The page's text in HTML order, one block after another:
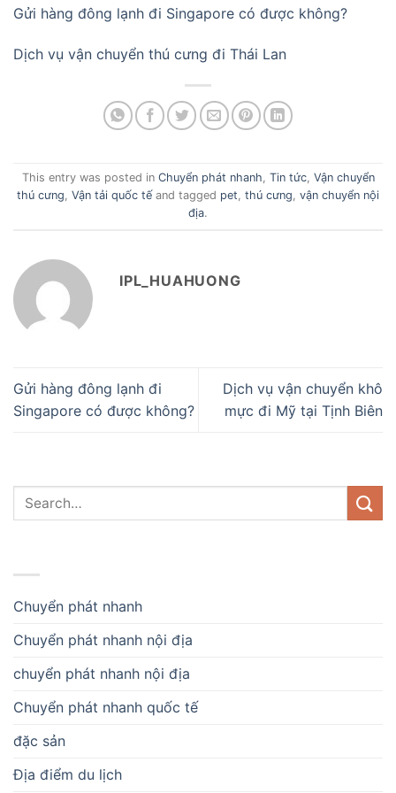
Gửi hàng đông lạnh đi Singapore có được không?
Dịch vụ vận chuyển thú cưng đi Thái Lan
This entry was posted in Chuyển phát nhanh, Tin tức, Vận chuyển
thú cưng, Vận tải quốc tế and tagged pet, thú cưng, vận chuyển nội
địa.
IPL_HUAHUONG
Gửi hàng đông lạnh đi
Singapore có được không?
Dịch vụ vận chuyển khô
mực đi Mỹ tại Tịnh Biên
Chuyển phát nhanh
Chuyển phát nhanh nội địa
chuyển phát nhanh nội địa
Chuyển phát nhanh quốc tế
đặc sản
Địa điểm du lịch